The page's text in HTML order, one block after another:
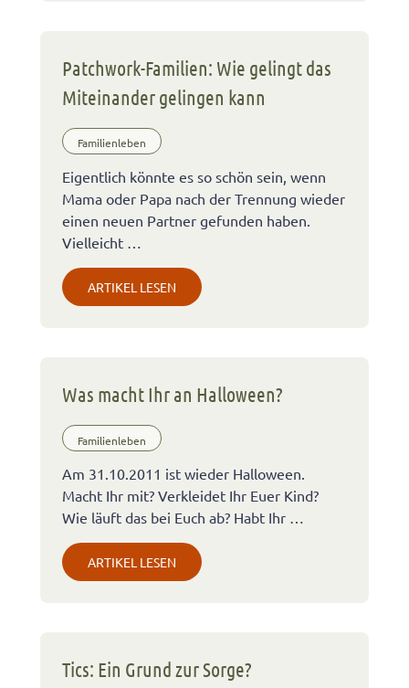
Patchwork-Familien: Wie gelingt das
Miteinander gelingen kann
Familienleben
Eigentlich könnte es so schön sein, wenn
Mama oder Papa nach der Trennung wieder
einen neuen Partner gefunden haben.
Vielleicht …
ARTIKEL LESEN
Was macht Ihr an Halloween?
Familienleben
Am 31.10.2011 ist wieder Halloween.
Macht Ihr mit? Verkleidet Ihr Euer Kind?
Wie läuft das bei Euch ab? Habt Ihr …
ARTIKEL LESEN
Tics: Ein Grund zur Sorge?